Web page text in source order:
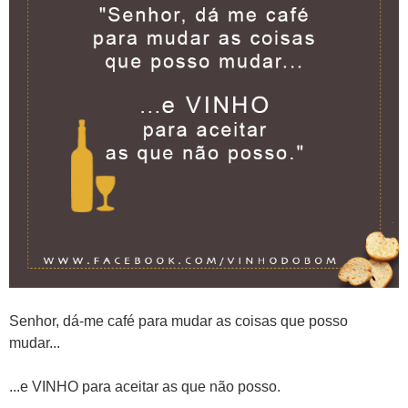
Senhor, dá-me café para mudar as coisas que posso
mudar...
...e VINHO para aceitar as que não posso.